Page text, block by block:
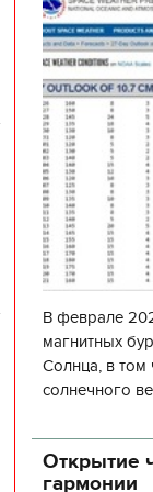
В феврале
магнитных
Солнца, в том
солнечного
об
Открытие
гармонии